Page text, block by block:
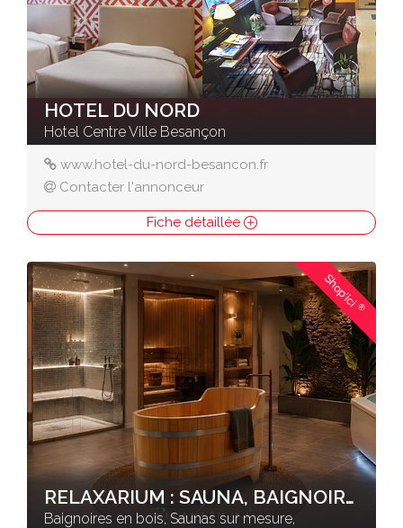
HOTEL DU NORD
Hotel Centre Ville Besançon
www.hotel-du-nord-besancon.fr
Contacter l'annonceur
Fiche détaillée
Shop'ici®
RELAXARIUM : SAUNA, BAIGNOIRES EN BOIS
Baignoires en bois, Saunas sur mesure,